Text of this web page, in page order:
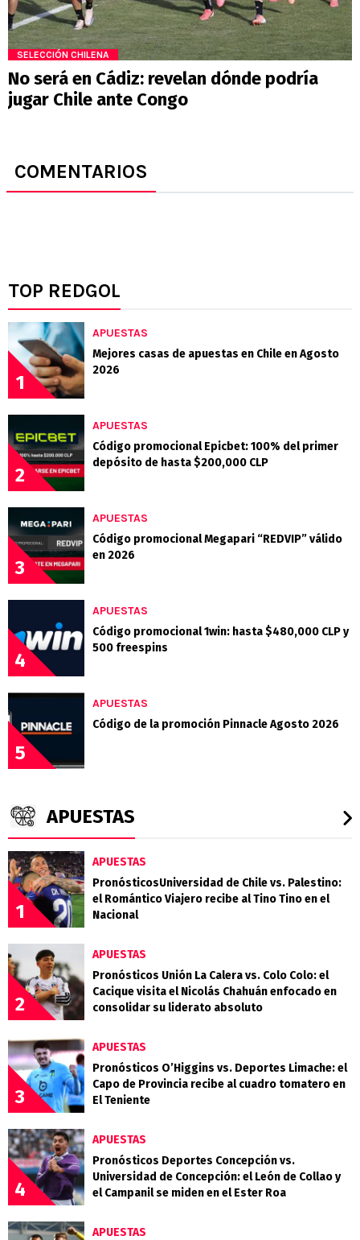
SELECCIÓN CHILENA
No será en Cádiz: revelan dónde podría
jugar Chile ante Congo
COMENTARIOS
TOP REDGOL
1
APUESTAS
Mejores casas de apuestas en Chile en Agosto
2026
2
APUESTAS
Código promocional Epicbet: 100% del primer
depósito de hasta $200,000 CLP
3
APUESTAS
Código promocional Megapari “REDVIP” válido
en 2026
4
APUESTAS
Código promocional 1win: hasta $480,000 CLP y
500 freespins
5
APUESTAS
Código de la promoción Pinnacle Agosto 2026
APUESTAS
1
APUESTAS
PronósticosUniversidad de Chile vs. Palestino:
el Romántico Viajero recibe al Tino Tino en el
Nacional
2
APUESTAS
Pronósticos Unión La Calera vs. Colo Colo: el
Cacique visita el Nicolás Chahuán enfocado en
consolidar su liderato absoluto
3
APUESTAS
Pronósticos O’Higgins vs. Deportes Limache: el
Capo de Provincia recibe al cuadro tomatero en
El Teniente
4
APUESTAS
Pronósticos Deportes Concepción vs.
Universidad de Concepción: el León de Collao y
el Campanil se miden en el Ester Roa
APUESTAS